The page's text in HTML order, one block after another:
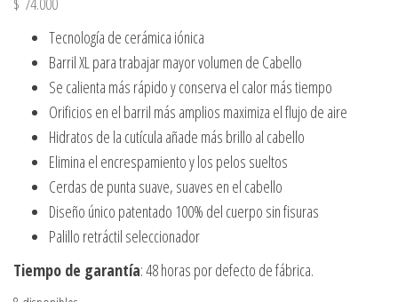
Tecnología de cerámica iónica
Barril XL para trabajar mayor volumen de Cabello
Se calienta más rápido y conserva el calor más tiempo
Orificios en el barril más amplios maximiza el flujo de aire
Hidratos de la cutícula añade más brillo al cabello
Elimina el encrespamiento y los pelos sueltos
Cerdas de punta suave, suaves en el cabello
Diseño único patentado 100% del cuerpo sin fisuras
Palillo retráctil seleccionador
Tiempo de garantía: 48 horas por defecto de fábrica.